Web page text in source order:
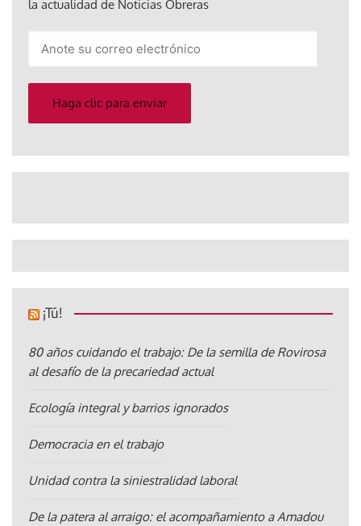
la actualidad de Noticias Obreras
electrónico
Haga clic para enviar
¡Tú!
80 años cuidando el trabajo: De la semilla de Rovirosa
al desafío de la precariedad actual
Ecología integral y barrios ignorados
Democracia en el trabajo
Unidad contra la siniestralidad laboral
De la patera al arraigo: el acompañamiento a Amadou